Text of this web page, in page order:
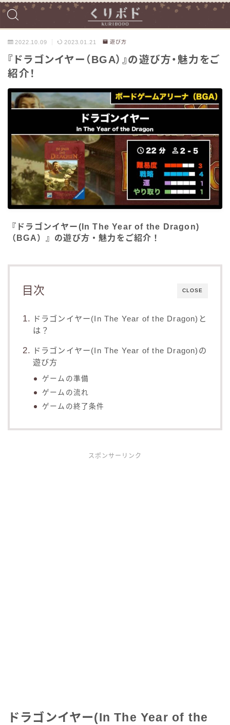
2022.10.09 2023.01.21 遊び方
『ドラゴンイヤー（BGA）』の遊び方・魅力をご
紹介！
『ドラゴンイヤー(In The Year of the Dragon)
（BGA）』の遊び方・魅力をご紹介！
CLOSE
目次
ドラゴンイヤー(In The Year of the Dragon)と
は？
ドラゴンイヤー(In The Year of the Dragon)の
遊び方
ゲームの準備
ゲームの流れ
ゲームの終了条件
スポンサーリンク
ドラゴンイヤー(In The Year of the